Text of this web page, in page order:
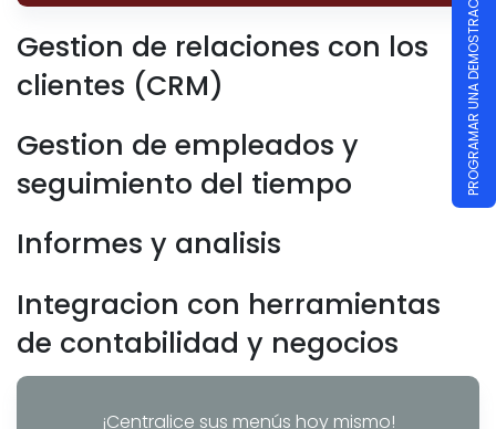
Gestion de relaciones con los
clientes (CRM)
Gestion de empleados y
seguimiento del tiempo
Informes y analisis
Integracion con herramientas
de contabilidad y negocios
¡Centralice sus menús hoy mismo!
PROGRAMAR UNA DEMOSTRACIÓN